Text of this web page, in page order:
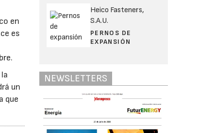
en
es
un
que
Heico Fasteners,
S.A.U.
PERNOS DE
EXPANSIÓN
NEWSLETTERS